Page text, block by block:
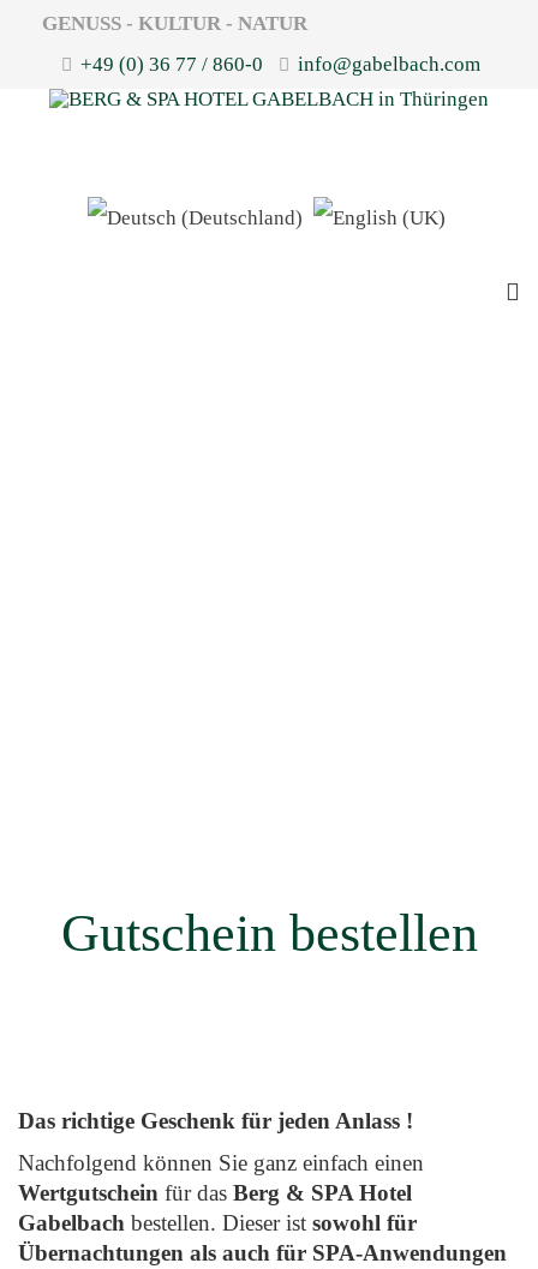
GENUSS - KULTUR - NATUR
+49 (0) 36 77 / 860-0
info@gabelbach.com
Gutschein bestellen
Das richtige Geschenk für jeden Anlass !
Nachfolgend können Sie ganz einfach einen
Wertgutschein für das Berg & SPA Hotel
Gabelbach bestellen. Dieser ist sowohl für
Übernachtungen als auch für SPA-Anwendungen